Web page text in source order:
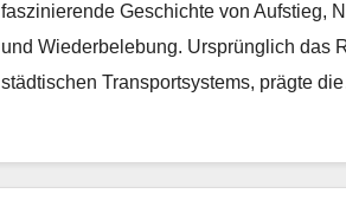
faszinierende Geschichte von Aufstieg,
und Wiederbelebung. Ursprünglich das
städtischen Transportsystems, prägte